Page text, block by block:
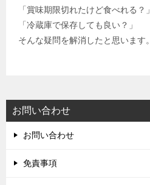
「賞味期限切れたけど食べれる？」
「冷蔵庫で保存しても良い？」
そんな疑問を解消したと思います。
お問い合わせ
お問い合わせ
免責事項